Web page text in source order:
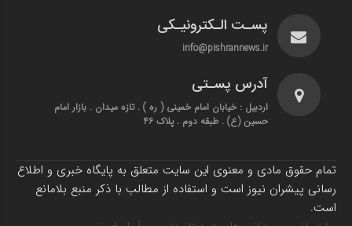
پسـت الـکترونیـکی
info@pishrannews.ir
آدرس پسـتی
اردبیل : خیابان امام خمینی ( ره ) . تازه میدان . بازار امام
حسین (ع) . طبقه دوم . پلاک 46
تمام حقوق مادی و معنوی این سایت متعلق به پایگاه خبری و اطلاع
رسانی پیشران نیوز است و استفاده از مطالب با ذکر منبع بلامانع
است.